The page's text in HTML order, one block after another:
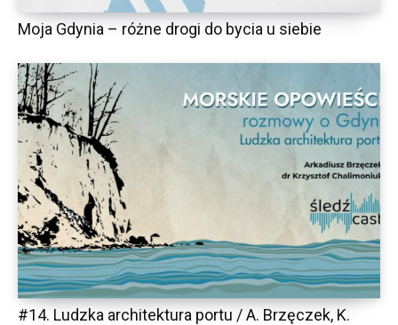
Moja Gdynia – różne drogi do bycia u siebie
#14. Ludzka architektura portu / A. Brzęczek, K.